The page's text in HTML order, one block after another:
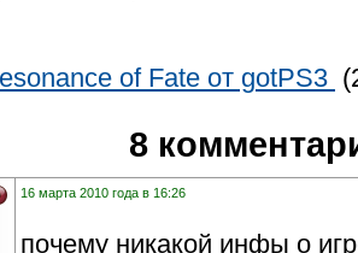
of Fate от gotPS3
8
16 марта 2010 года в 16:26
почему никакой инфы о